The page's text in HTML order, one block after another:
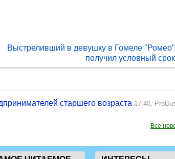
Выстреливший в девушку в Гомеле "Ромео"
получил условный срок
старшего возраста 17:40,
Все